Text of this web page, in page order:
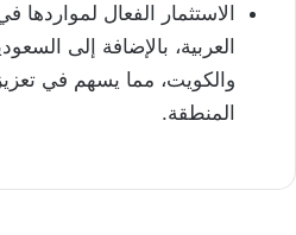
الاستثمار الفعال لمواردها
العربية، بالإضافة إلى
والكويت، مما يسهم في
المنطقة.